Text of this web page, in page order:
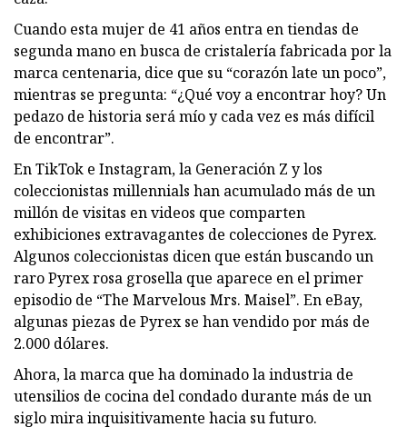
Cuando esta mujer de 41 años entra en tiendas de
segunda mano en busca de cristalería fabricada por la
marca centenaria, dice que su “corazón late un poco”,
mientras se pregunta: “¿Qué voy a encontrar hoy? Un
pedazo de historia será mío y cada vez es más difícil
de encontrar”.
En TikTok e Instagram, la Generación Z y los
coleccionistas millennials han acumulado más de un
millón de visitas en videos que comparten
exhibiciones extravagantes de colecciones de Pyrex.
Algunos coleccionistas dicen que están buscando un
raro Pyrex rosa grosella que aparece en el primer
episodio de “The Marvelous Mrs. Maisel”. En eBay,
algunas piezas de Pyrex se han vendido por más de
2.000 dólares.
Ahora, la marca que ha dominado la industria de
utensilios de cocina del condado durante más de un
siglo mira inquisitivamente hacia su futuro.